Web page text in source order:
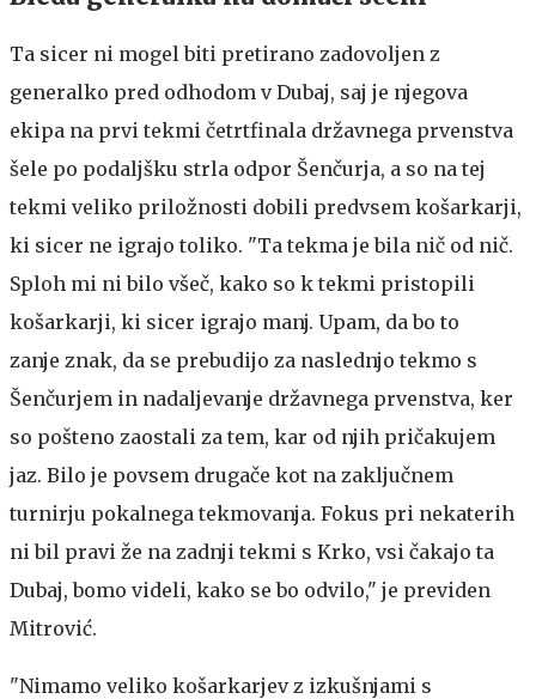
Ta sicer ni mogel biti pretirano zadovoljen z
generalko pred odhodom v Dubaj, saj je njegova
ekipa na prvi tekmi četrtfinala državnega prvenstva
šele po podaljšku strla odpor Šenčurja, a so na tej
tekmi veliko priložnosti dobili predvsem košarkarji,
ki sicer ne igrajo toliko. "Ta tekma je bila nič od nič.
Sploh mi ni bilo všeč, kako so k tekmi pristopili
košarkarji, ki sicer igrajo manj. Upam, da bo to
zanje znak, da se prebudijo za naslednjo tekmo s
Šenčurjem in nadaljevanje državnega prvenstva, ker
so pošteno zaostali za tem, kar od njih pričakujem
jaz. Bilo je povsem drugače kot na zaključnem
turnirju pokalnega tekmovanja. Fokus pri nekaterih
ni bil pravi že na zadnji tekmi s Krko, vsi čakajo ta
Dubaj, bomo videli, kako se bo odvilo," je previden
Mitrović.
"Nimamo veliko košarkarjev z izkušnjami s